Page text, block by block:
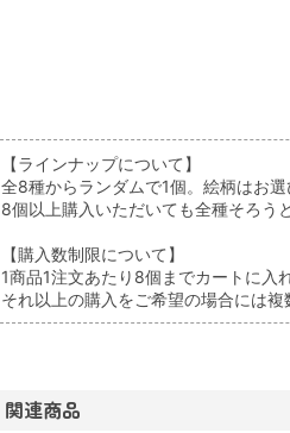
【ラインナップについて】
全8種からランダムで1個。絵柄はお選
8個以上購入いただいても全種そろう
【購入数制限について】
1商品1注文あたり8個までカートに入
それ以上の購入をご希望の場合には複
関連商品